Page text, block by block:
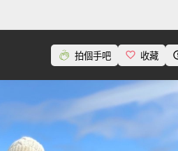
拍個手吧 收藏